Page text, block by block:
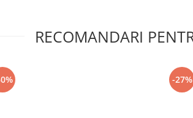
RECOMANDARI
-27%